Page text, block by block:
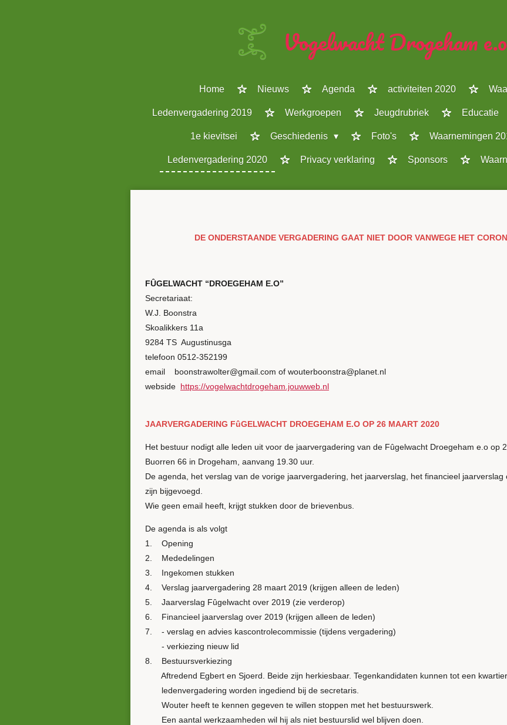
Vogelwacht Drogeham e.o
Home Nieuws Agenda activiteiten 2020
Ledenvergadering 2019 Werkgroepen Jeugdrubriek Educatie
1e kievitsei Geschiedenis Foto's Waarnemingen
Ledenvergadering 2020 Privacy verklaring Sponsors
DE ONDERSTAANDE VERGADERING GAAT NIET DOOR VANWEGE HET
FÛGELWACHT “DROEGEHAM E.O”
Secretariaat:
W.J. Boonstra
Skoalikkers 11a
9284 TS Augustinusga
telefoon 0512-352199
email boonstrawolter@gmail.com of wouterboonstra@planet.nl
webside https://vogelwachtdrogeham.jouwweb.nl
JAARVERGADERING FûGELWACHT DROEGEHAM E.O OP 26 MAART 2020
Het bestuur nodigt alle leden uit voor de jaarvergadering van de Fûgelwacht Droegeham e.o op
Buorren 66 in Drogeham, aanvang 19.30 uur.
De agenda, het verslag van de vorige jaarvergadering, het jaarverslag, het financieel
zijn bijgevoegd.
Wie geen email heeft, krijgt stukken door de brievenbus.
De agenda is als volgt
1. Opening
2. Mededelingen
3. Ingekomen stukken
4. Verslag jaarvergadering 28 maart 2019 (krijgen alleen de leden)
5. Jaarverslag Fûgelwacht over 2019 (zie verderop)
6. Financieel jaarverslag over 2019 (krijgen alleen de leden)
7. - verslag en advies kascontrolecommissie (tijdens vergadering)
- verkiezing nieuw lid
8. Bestuursverkiezing
Aftredend Egbert en Sjoerd. Beide zijn herkiesbaar. Tegenkandidaten kunnen tot een
ledenvergadering worden ingediend bij de secretaris.
Wouter heeft te kennen gegeven te willen stoppen met het bestuurswerk.
Een aantal werkzaamheden wil hij als niet bestuurslid wel blijven doen.